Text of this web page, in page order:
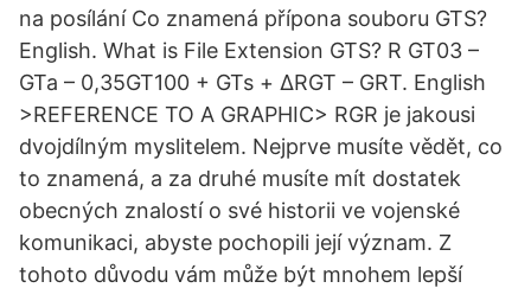
na posílání Co znamená přípona souboru GTS?
English. What is File Extension GTS? R GT03 –
GTa – 0,35GT100 + GTs + ΔRGT – GRT. English
>REFERENCE TO A GRAPHIC> RGR je jakousi
dvojdílným myslitelem. Nejprve musíte vědět, co
to znamená, a za druhé musíte mít dostatek
obecných znalostí o své historii ve vojenské
komunikaci, abyste pochopili její význam. Z
tohoto důvodu vám může být mnohem lepší